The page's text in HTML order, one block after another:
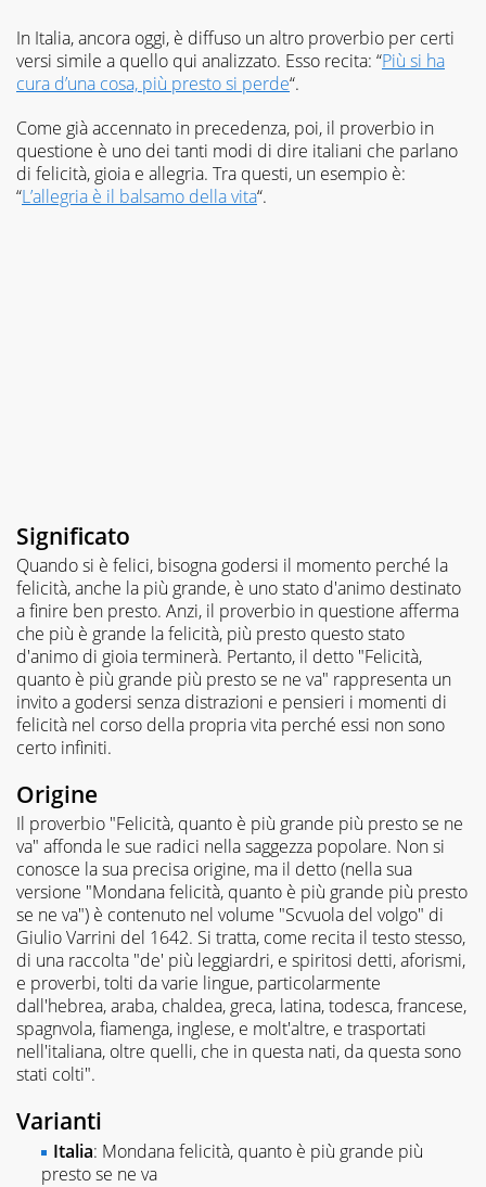
In Italia, ancora oggi, è diffuso un altro proverbio per certi
versi simile a quello qui analizzato. Esso recita: “Più si ha
cura d’una cosa, più presto si perde“.
Come già accennato in precedenza, poi, il proverbio in
questione è uno dei tanti modi di dire italiani che parlano
di felicità, gioia e allegria. Tra questi, un esempio è:
“L’allegria è il balsamo della vita“.
Significato
Quando si è felici, bisogna godersi il momento perché la
felicità, anche la più grande, è uno stato d'animo destinato
a finire ben presto. Anzi, il proverbio in questione afferma
che più è grande la felicità, più presto questo stato
d'animo di gioia terminerà. Pertanto, il detto "Felicità,
quanto è più grande più presto se ne va" rappresenta un
invito a godersi senza distrazioni e pensieri i momenti di
felicità nel corso della propria vita perché essi non sono
certo infiniti.
Origine
Il proverbio "Felicità, quanto è più grande più presto se ne
va" affonda le sue radici nella saggezza popolare. Non si
conosce la sua precisa origine, ma il detto (nella sua
versione "Mondana felicità, quanto è più grande più presto
se ne va") è contenuto nel volume "Scvuola del volgo" di
Giulio Varrini del 1642. Si tratta, come recita il testo stesso,
di una raccolta "de' più leggiardri, e spiritosi detti, aforismi,
e proverbi, tolti da varie lingue, particolarmente
dall'hebrea, araba, chaldea, greca, latina, todesca, francese,
spagnvola, fiamenga, inglese, e molt'altre, e trasportati
nell'italiana, oltre quelli, che in questa nati, da questa sono
stati colti".
Varianti
Italia: Mondana felicità, quanto è più grande più
presto se ne va